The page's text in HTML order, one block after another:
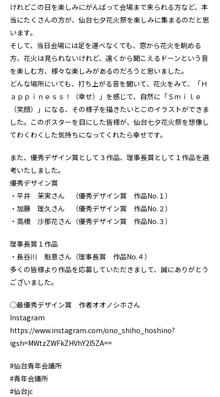
けれどこの日を楽しみにがんばって会場まで来られる方など、本
当にたくさんの方が、仙台七夕花火祭を楽しみに集まるのだと思
います。
そして、当日会場には足を運べなくても、窓から花火を眺める
方、花火は見られないけれど、遠くから聞こえるドーンという音
を楽しむ方、様々な楽しみがあるのだろうと思いました。
どんな場所にいても、打ち上がる音を聞いて、花火をみて、「Ｈ
ａｐｐｉｎｅｓｓ！（幸せ）」を感じて、自然に「Ｓｍｉｌｅ
（笑顔）」になる、その様子を描きたいとこのイラストができま
した。このポスターを目にした皆様が、仙台七夕花火祭を想像し
てわくわくした気持ちになってくれたら幸せです。
また、優秀デザイン賞として３作品、理事長賞として１作品を選
考いたしました。
優秀デザイン賞
・平井 茉実さん （優秀デザイン賞 作品No.１）
・加藤 理久さん （優秀デザイン賞 作品No.２）
・高橋 沙那花さん（優秀デザイン賞 作品No.３）
理事長賞１作品
・長谷川 魁意さん（理事長賞 作品No.４）
多くの皆様より作品を応募していただきまして、誠にありがとう
ございました。
◯最優秀デザイン賞 作者オオノシホさん
Instagram
https://www.instagram.com/ono_shiho_hoshino?
igsh=MWtzZWFkZHVhY2l5ZA==
#仙台青年会議所
#青年会議所
#仙台jc